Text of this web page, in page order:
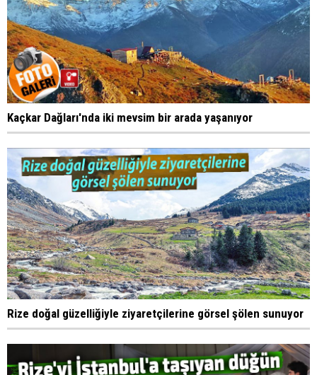
Kaçkar Dağları'nda iki mevsim bir arada yaşanıyor
Rize doğal güzelliğiyle ziyaretçilerine görsel şölen sunuyor